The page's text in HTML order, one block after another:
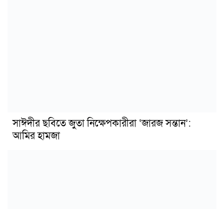
সাঈদীর ছবিতে জুতা নিক্ষেপকারীরা ‘জারজ সন্তান’:
আমির হামজা